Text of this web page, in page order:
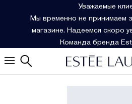
Уважаемые
Мы временно не принимаем
магазине. Надеемся скоро
Команда бренда